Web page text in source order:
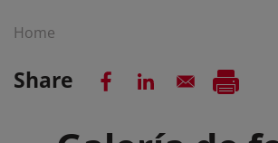
Home
Share